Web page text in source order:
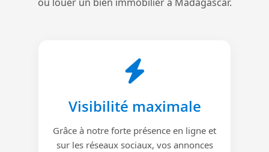
Visibilité maximale
Grâce à notre forte présence en ligne et
sur les réseaux sociaux, vos annonces